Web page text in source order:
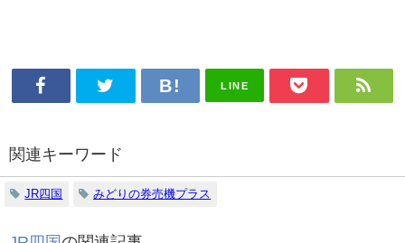
LINE
関連キーワード
JR四国 みどりの券売機プラス